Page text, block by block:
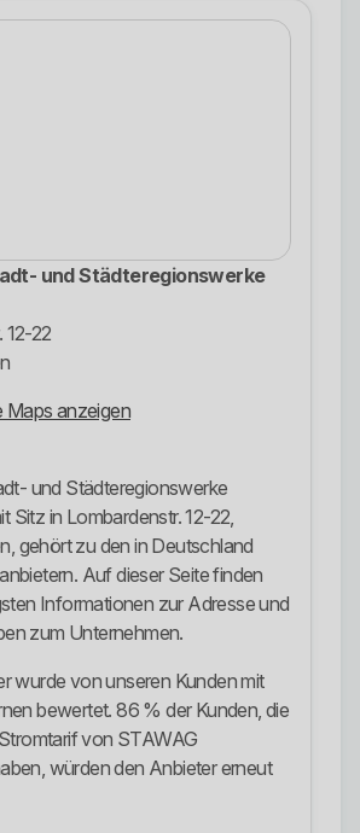
und Städteregionswerke
12-22
Maps anzeigen
und Städteregionswerke
Sitz in Lombardenstr. 12-22,
gehört zu den in Deutschland
Auf dieser Seite finden
Informationen zur Adresse und
zum Unternehmen.
wurde von unseren Kunden mit
bewertet. 86 % der Kunden, die
von STAWAG
würden den Anbieter erneut